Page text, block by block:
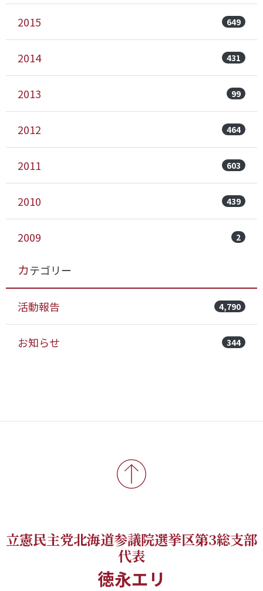
2015 649
2014 431
2013 99
2012 464
2011 603
2010 439
2009 2
カテゴリー
活動報告 4,790
お知らせ 344
立憲民主党北海道参議院選挙区第3総支部
代表
徳永エリ